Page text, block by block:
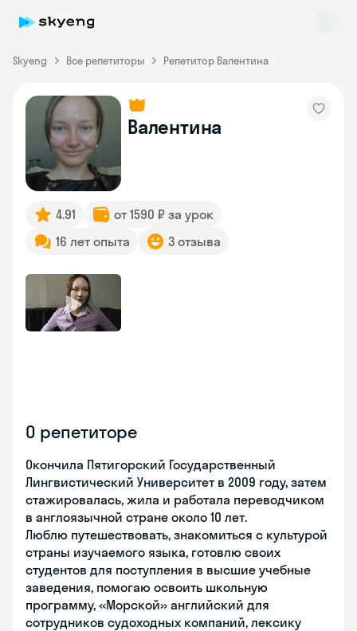
Skyeng Все репетиторы Репетитор Валентина
Валентина
4.91
от 1590 ₽ за урок
16 лет опыта
3 отзыва
О репетиторе
Окончила Пятигорский Государственный
Лингвистический Университет в 2009 году, затем
стажировалась, жила и работала переводчиком
в англоязычной стране около 10 лет.
Люблю путешествовать, знакомиться с культурой
страны изучаемого языка, готовлю своих
студентов для поступления в высшие учебные
заведения, помогаю освоить школьную
программу, «Морской» английский для
сотрудников судоходных компаний, лексику
Skyeng Chat
online